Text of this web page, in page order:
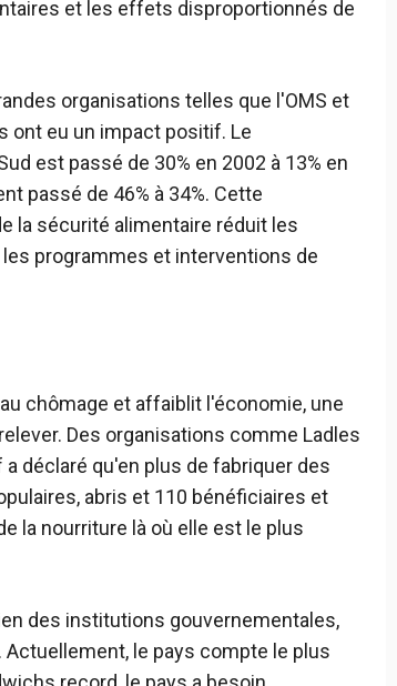
et les effets disproportionnés de
organisations telles que l'OMS et
ont eu un impact positif. Le
est passé de 30% en 2002 à 13% en
passé de 46% à 34%. Cette
la sécurité alimentaire réduit les
programmes et interventions de
chômage et affaiblit l'économie, une
Des organisations comme Ladles
déclaré qu'en plus de fabriquer des
abris et 110 bénéficiaires et
la nourriture là où elle est le plus
des institutions gouvernementales,
le pays compte le plus